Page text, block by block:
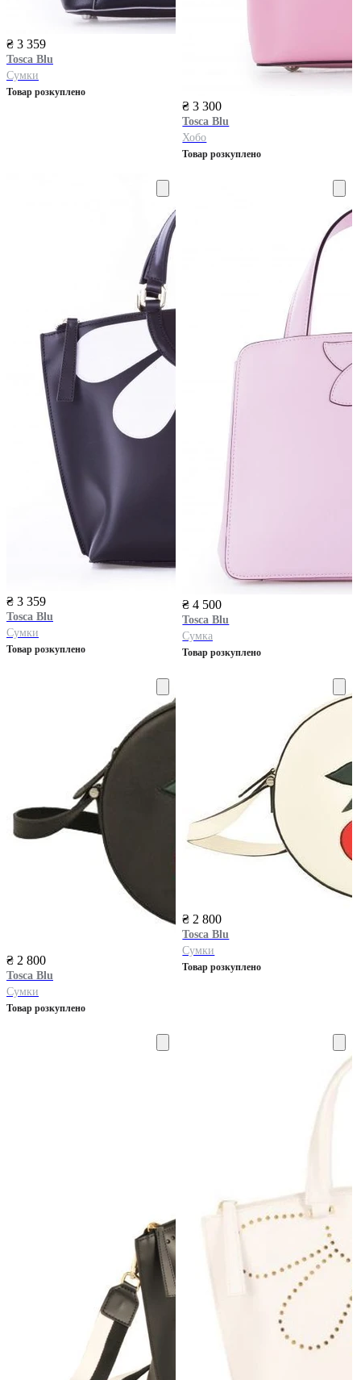
₴ 3 359
Tosca Blu
Сумки
Товар розкуплено
₴ 3 300
Tosca Blu
Хобо
Товар розкуплено
₴ 3 359
Tosca Blu
Сумки
Товар розкуплено
₴ 4 500
Tosca Blu
Сумка
Товар розкуплено
₴ 2 800
Tosca Blu
Сумки
Товар розкуплено
₴ 2 800
Tosca Blu
Сумки
Товар розкуплено